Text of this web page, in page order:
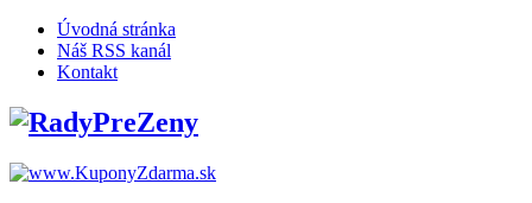
Skip
content
Úvodná stránka
Náš RSS kanál
Kontakt